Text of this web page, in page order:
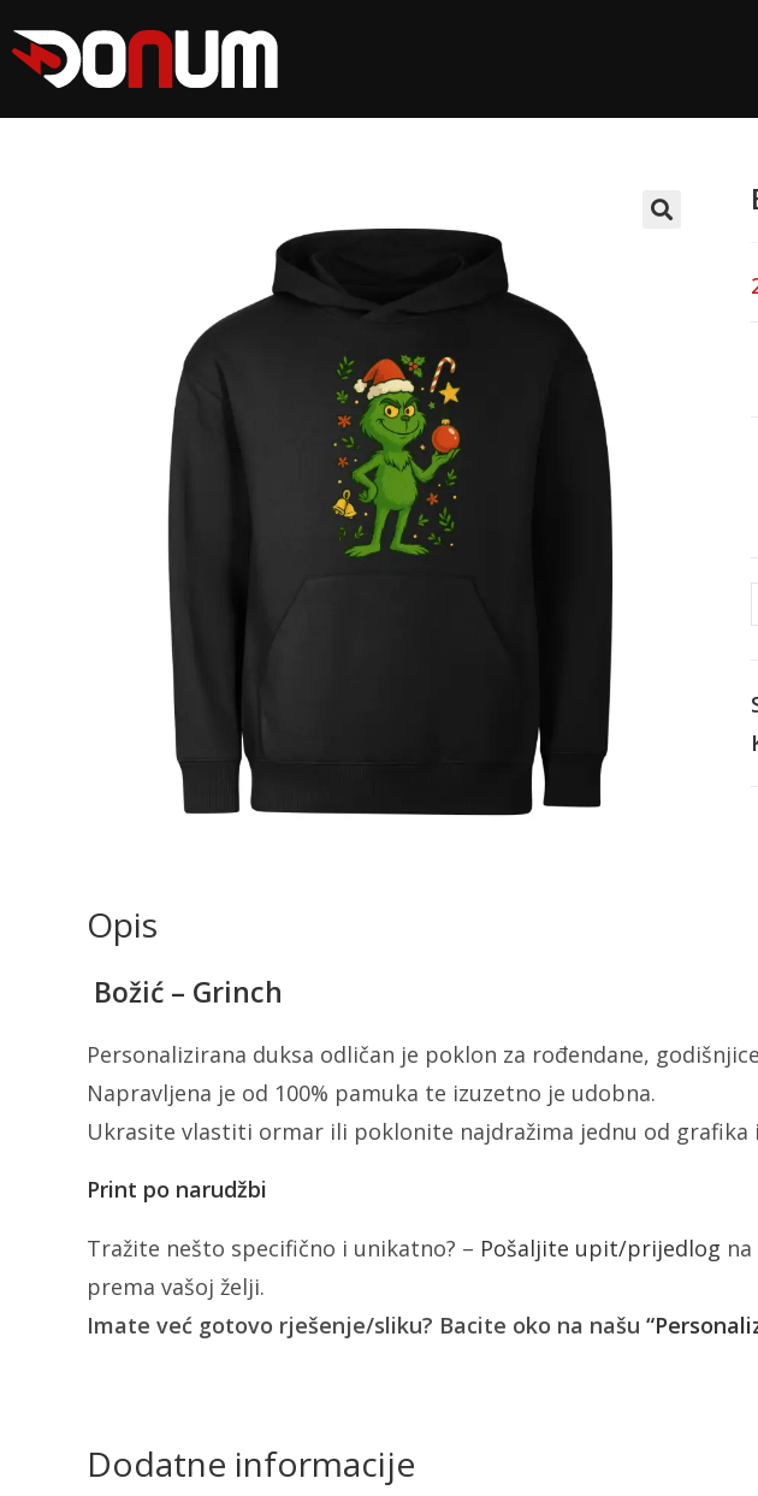
Opis
Božić – Grinch
Personalizirana duksa odličan je poklon za rođendane,
Napravljena je od 100% pamuka te izuzetno je udobna.
Ukrasite vlastiti ormar ili poklonite najdražima jednu od grafika
Print po narudžbi
Tražite nešto specifično i unikatno? – Pošaljite upit/prijedlog na
prema vašoj želji.
Imate već gotovo rješenje/sliku? Bacite oko na našu
Dodatne informacije